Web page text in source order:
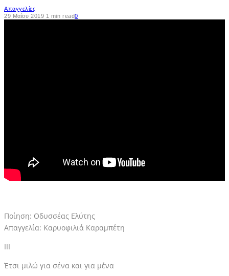
Απαγγελίες
29 Μαΐου 2019 1 min read0
Ποίηση: Οδυσσέας Ελύτης
Απαγγελία: Καρυοφιλιά Καραμπέτη
III
Έτσι μιλώ για σένα και για μένα